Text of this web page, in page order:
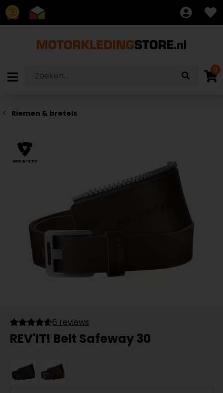
8.7
0
Riemen & bretels
6 reviews
REV'IT! Belt Safeway 30